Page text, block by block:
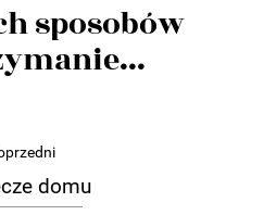
sposobów
domu